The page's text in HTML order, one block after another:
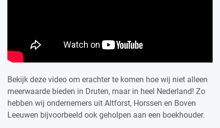
Bekijk deze video om erachter te komen hoe wij niet alleen
meerwaarde bieden in Druten, maar in heel Nederland! Zo
hebben wij ondernemers uit Altforst, Horssen en Boven
Leeuwen bijvoorbeeld ook geholpen aan een boekhouder.